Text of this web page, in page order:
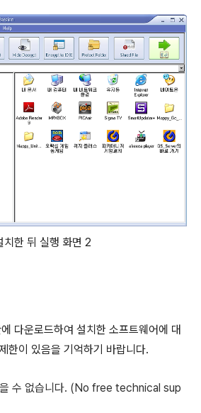
치한 뒤 실행 화면 2
다운로드하여 설치한 소프트웨어에 대
한이 있음을 기억하기 바랍니다.
수 없습니다. (No free technical sup